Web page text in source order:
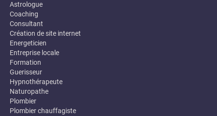
Astrologue
Coaching
Consultant
Création de site internet
Energeticien
Entreprise locale
Formation
Guerisseur
Hypnothérapeute
Naturopathe
Plombier
Plombier chauffagiste